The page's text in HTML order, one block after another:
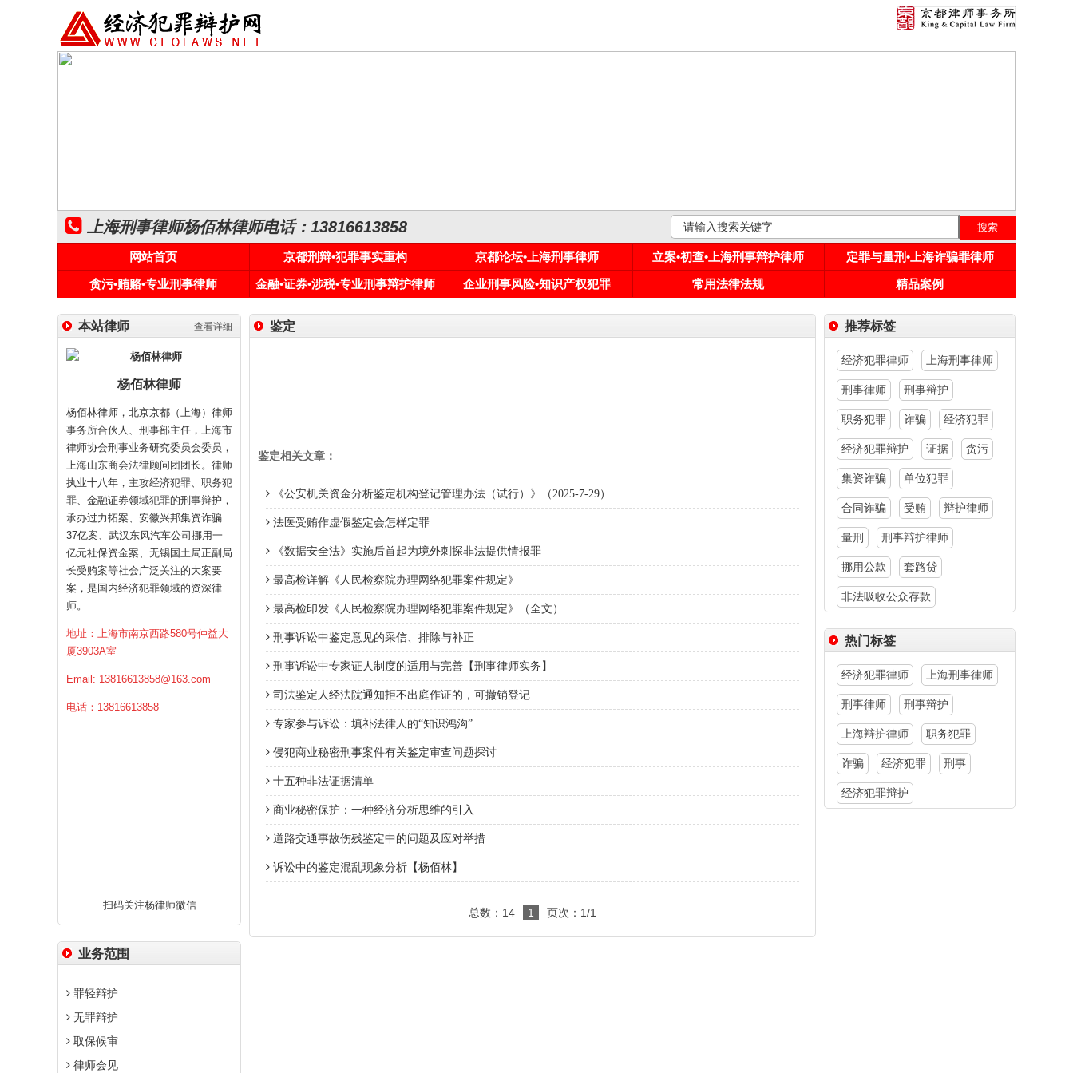
上海刑事律师杨佰林律师电话：13816613858
网站首页 京都刑辩•犯罪事实重构 京都论坛•上海刑事律师 立案•初查•上海刑事辩护律师
定罪与量刑•上海诈骗罪律师
贪污•贿赂•专业刑事律师
金融•证券•涉税•专业刑事辩护律师 企业刑事风险•知识产权犯罪 常用法律法规 精品案例
查看详细
本站律师
杨佰林律师
杨佰林律师，北京京都（上海）律师
事务所合伙人、刑事部主任，上海市
律师协会刑事业务研究委员会委员，
上海山东商会法律顾问团团长。律师
执业十八年，主攻经济犯罪、职务犯
罪、金融证券领域犯罪的刑事辩护，
承办过力拓案、安徽兴邦集资诈骗
37亿案、武汉东风汽车公司挪用一
亿元社保资金案、无锡国土局正副局
长受贿案等社会广泛关注的大案要
案，是国内经济犯罪领域的资深律
师。
地址：上海市南京西路580号仲益大
厦3903A室
Email: 13816613858@163.com
电话：13816613858
扫码关注杨律师微信
业务范围
罪轻辩护
无罪辩护
取保候审
律师会见
鉴定
鉴定相关文章：
《公安机关资金分析鉴定机构登记管理办法（试行）》（2025-7-29）
法医受贿作虚假鉴定会怎样定罪
《数据安全法》实施后首起为境外刺探非法提供情报罪
最高检详解《人民检察院办理网络犯罪案件规定》
最高检印发《人民检察院办理网络犯罪案件规定》（全文）
刑事诉讼中鉴定意见的采信、排除与补正
刑事诉讼中专家证人制度的适用与完善【刑事律师实务】
司法鉴定人经法院通知拒不出庭作证的，可撤销登记
专家参与诉讼：填补法律人的“知识鸿沟”
侵犯商业秘密刑事案件有关鉴定审查问题探讨
十五种非法证据清单
商业秘密保护：一种经济分析思维的引入
道路交通事故伤残鉴定中的问题及应对举措
诉讼中的鉴定混乱现象分析【杨佰林】
总数：14 1 页次：1/1
推荐标签
经济犯罪律师 上海刑事律师
刑事律师 刑事辩护
职务犯罪 诈骗 经济犯罪
经济犯罪辩护 证据 贪污
集资诈骗 单位犯罪
合同诈骗 受贿 辩护律师
量刑 刑事辩护律师
挪用公款 套路贷
非法吸收公众存款
热门标签
经济犯罪律师 上海刑事律师
刑事律师 刑事辩护
上海辩护律师 职务犯罪
诈骗 经济犯罪 刑事
经济犯罪辩护